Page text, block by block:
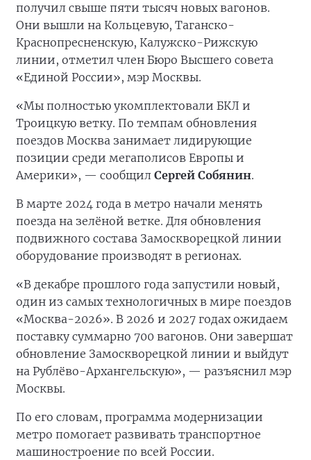
получил свыше пяти тысяч новых вагонов.
Они вышли на Кольцевую, Таганско-
Краснопресненскую, Калужско-Рижскую
линии, отметил член Бюро Высшего совета
«Единой России», мэр Москвы.
«Мы полностью укомплектовали БКЛ и
Троицкую ветку. По темпам обновления
поездов Москва занимает лидирующие
позиции среди мегаполисов Европы и
Америки», — сообщил Сергей Собянин.
В марте 2024 года в метро начали менять
поезда на зелёной ветке. Для обновления
подвижного состава Замоскворецкой линии
оборудование производят в регионах.
«В декабре прошлого года запустили новый,
один из самых технологичных в мире поездов
«Москва-2026». В 2026 и 2027 годах ожидаем
поставку суммарно 700 вагонов. Они завершат
обновление Замоскворецкой линии и выйдут
на Рублёво-Архангельскую», — разъяснил мэр
Москвы.
По его словам, программа модернизации
метро помогает развивать транспортное
машиностроение по всей России.